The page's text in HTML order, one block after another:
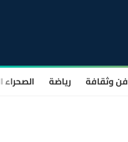
فن وثقافة رياضة الصحراء